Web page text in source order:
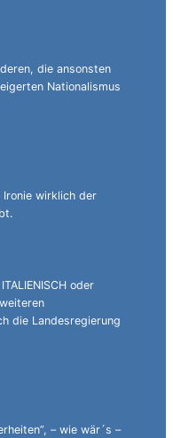
die ansonsten
Nationalismus
Ironie wirklich der
oder
die Landesregierung
– wie wär´s –